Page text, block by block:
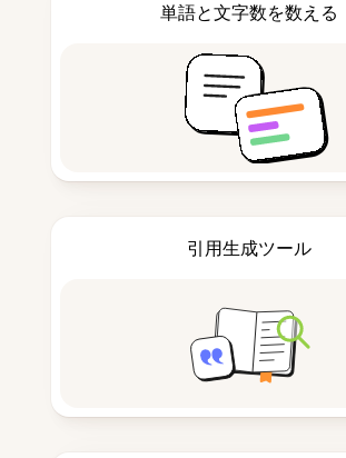
単語と文字数を数える
引用生成ツール